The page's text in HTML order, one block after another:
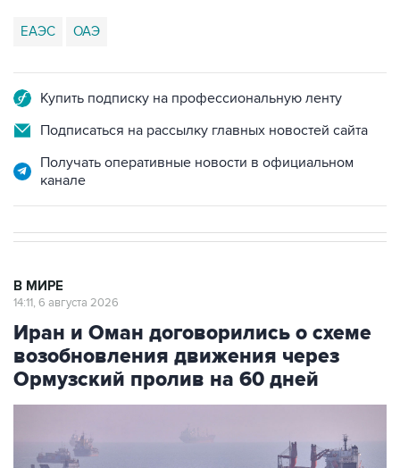
ЕАЭС ОАЭ
Купить подписку на профессиональную ленту
Подписаться на рассылку главных новостей сайта
Получать оперативные новости в официальном
канале
В МИРЕ
14:11, 6 августа 2026
Иран и Оман договорились о схеме
возобновления движения через
Ормузский пролив на 60 дней